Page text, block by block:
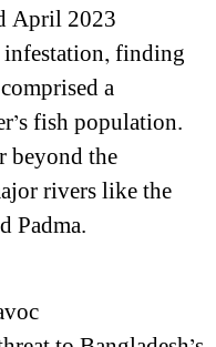
April 2023
finding
a
fish population.
beyond the
rivers like the
Padma.